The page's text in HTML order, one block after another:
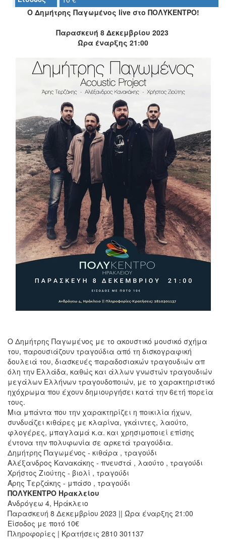
ΠΟΛΙΤΙΣΜΟΣ
ΠΟΛΗ
Ο Δημήτρης Παγωμένος live στο ΠΟΛΥΚΕΝΤΡΟ!
Παρασκευή 8 Δεκεμβρίου 2023
Ώρα έναρξης 21:00
Ο Δημήτρης Παγωμένος με το ακουστικό μουσικό σχήμα
του, παρουσιάζουν τραγούδια από τη δισκογραφική
δουλειά του, διασκευές παραδοσιακών τραγουδιών απ
όλη την Ελλάδα, καθώς και άλλων γνωστών τραγουδιών
μεγάλων Ελλήνων τραγουδοποιών, με το χαρακτηριστικό
ηχόχρωμα που έχουν δημιουργήσει κατά την 6ετή πορεία
τους.
Μια μπάντα που την χαρακτηρίζει η ποικιλία ήχων,
συνδυάζει κιθάρες με κλαρίνα, γκάιντες, λαούτο,
φλογέρες, μπαγλαμά κ.α. και χρησιμοποιεί επίσης
έντονα την πολυφωνία σε αρκετά τραγούδια.
Δημήτρης Παγωμένος - κιθάρα , τραγούδι
Αλέξανδρος Κανακάκης - πνευστά , λαούτο , τραγούδι
Χρήστος Ζιούτης - βιολί , τραγούδι
Άρης Τερζάκης - μπάσο , τραγούδι
ΠΟΛΥΚΕΝΤΡΟ Ηρακλείου
Ανδρόγεω 4, Ηράκλειο
Παρασκευή 8 Δεκεμβρίου 2023 || Ώρα έναρξης 21:00
Είσοδος με ποτό 10€
Πληροφορίες | Κρατήσεις 2810 301137